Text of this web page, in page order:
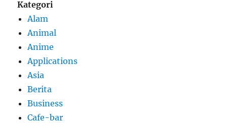
Kategori
Alam
Animal
Anime
Applications
Asia
Berita
Business
Cafe-bar